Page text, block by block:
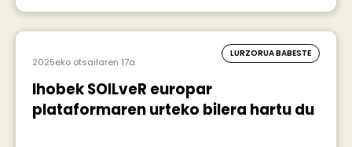
2025eko otsailaren 17a
LURZORUA BABESTE
Ihobek SOILveR europar
plataformaren urteko bilera hartu du